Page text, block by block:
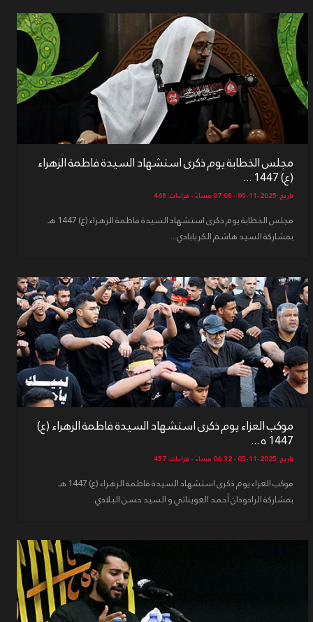
مجلس الخطابة يوم ذكرى استشهاد السيدة فاطمة الزهراء
(ع) 1447 ...
تاريخ: 2025-11-05 - 07:08 مساءً - قراءات: 468
مجلس الخطابة يوم ذكرى استشهاد السيدة فاطمة الزهراء (ع) 1447 هـ
بمشاركة السيد هاشم الكربابادي...
موكب العزاء يوم ذكرى استشهاد السيدة فاطمة الزهراء (ع)
1447 ه ...
تاريخ: 2025-11-05 - 06:32 مساءً - قراءات: 457
موكب العزاء يوم ذكرى استشهاد السيدة فاطمة الزهراء (ع) 1447 هـ
بمشاركة الرادودان أحمد العويناتي و السيد حسن البلادي...